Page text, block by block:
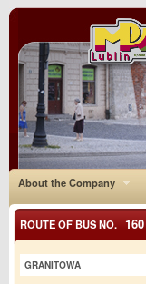
About the Company
ROUTE OF BUS NO. 160
GRANITOWA